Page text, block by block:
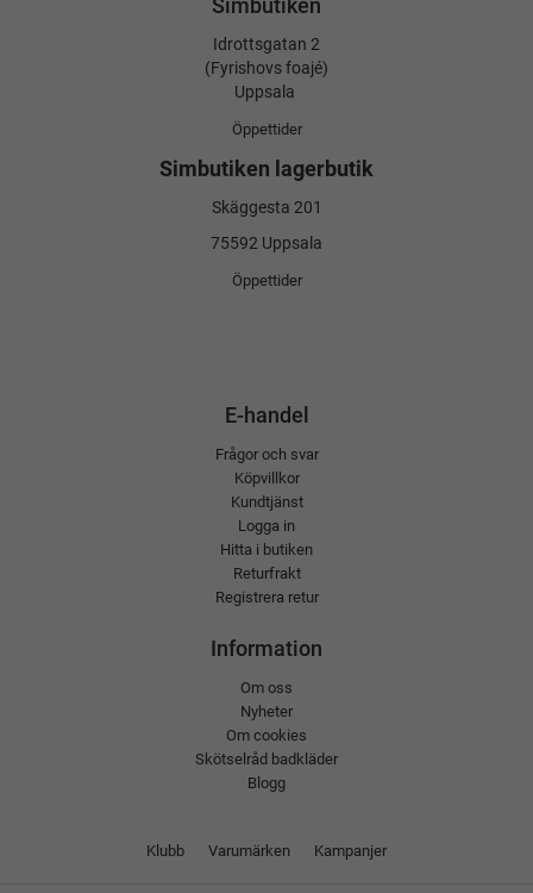
Simbutiken
Idrottsgatan 2
(Fyrishovs foajé)
Uppsala
Öppettider
Simbutiken lagerbutik
Skäggesta 201
75592 Uppsala
Öppettider
E-handel
Frågor och svar
Köpvillkor
Kundtjänst
Logga in
Hitta i butiken
Returfrakt
Registrera retur
Information
Om oss
Nyheter
Om cookies
Skötselråd badkläder
Blogg
Klubb Varumärken Kampanjer